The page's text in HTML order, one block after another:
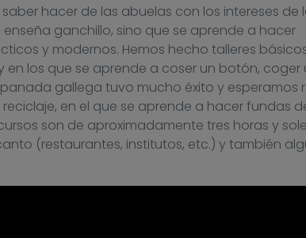
hacer de las abuelas con los intereses de
ganchillo, sino que se aprende a hacer
y modernos. Hemos hecho talleres
en los que se aprende a coser un botón, coger
gallega tuvo mucho éxito y esperamos
en el que se aprende a hacer fundas
son de aproximadamente tres horas y
(restaurantes, institutos, etc.) y también